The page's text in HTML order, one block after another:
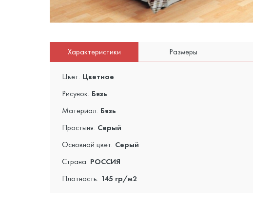
Характеристики Размеры
Цвет: Цветное
Рисунок: Бязь
Материал: Бязь
Простыня: Серый
Основной цвет: Серый
Страна: РОССИЯ
Плотность: 145 гр/м2